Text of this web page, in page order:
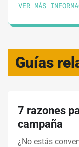
VER MÁS
Guías
7 razones
campaña
¿No estás